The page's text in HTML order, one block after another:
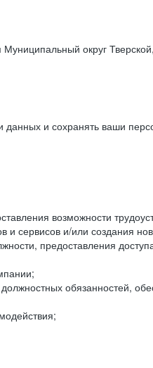
округ
данных и сохранять ваши
возможности
сервисов и/или создания
предоставления
обязанностей,